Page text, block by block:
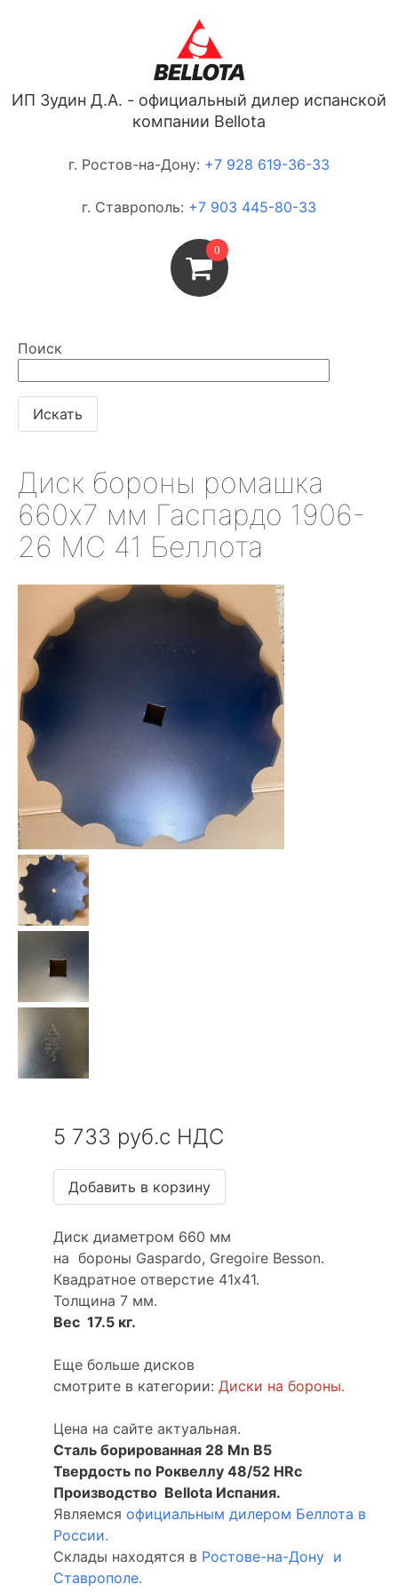
ИП Зудин Д.А. - официальный дилер испанской
компании Bellota
г. Ростов-на-Дону: +7 928 619-36-33
г. Ставрополь: +7 903 445-80-33
0
Поиск
Диск бороны ромашка
660х7 мм Гаспардо 1906-
26 MC 41 Беллота
5 733 руб.с НДС
Диск диаметром 660 мм
на бороны Gaspardo, Gregoire Besson.
Квадратное отверстие 41х41.
Толщина 7 мм.
Вес 17.5 кг.
Еще больше дисков
смотрите в категории: Диски на бороны.
Цена на сайте актуальная.
Сталь борированная 28 Mn B5
Твердость по Роквеллу 48/52 HRc
Производство Bellota Испания.
Являемся официальным дилером Беллота в
России.
Склады находятся в Ростове-на-Дону и
Ставрополе.